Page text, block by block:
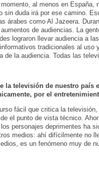
al menos en
sin duda irá por ese camino.
árabes como Al Jazeera.
de audiencias. La
lograron llevar audiencia a
tradicionales al uso
de la audiencia. Todas las
la televisión de nuestro país
por el
fácil que critica la
el punto de vista técnico.
personajes deprimentes ha
medios: ahí difícilmente no
es un fenómeno muy de